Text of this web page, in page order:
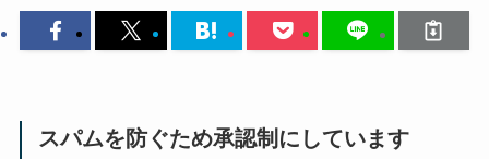
スパムを防ぐため承認制にしています